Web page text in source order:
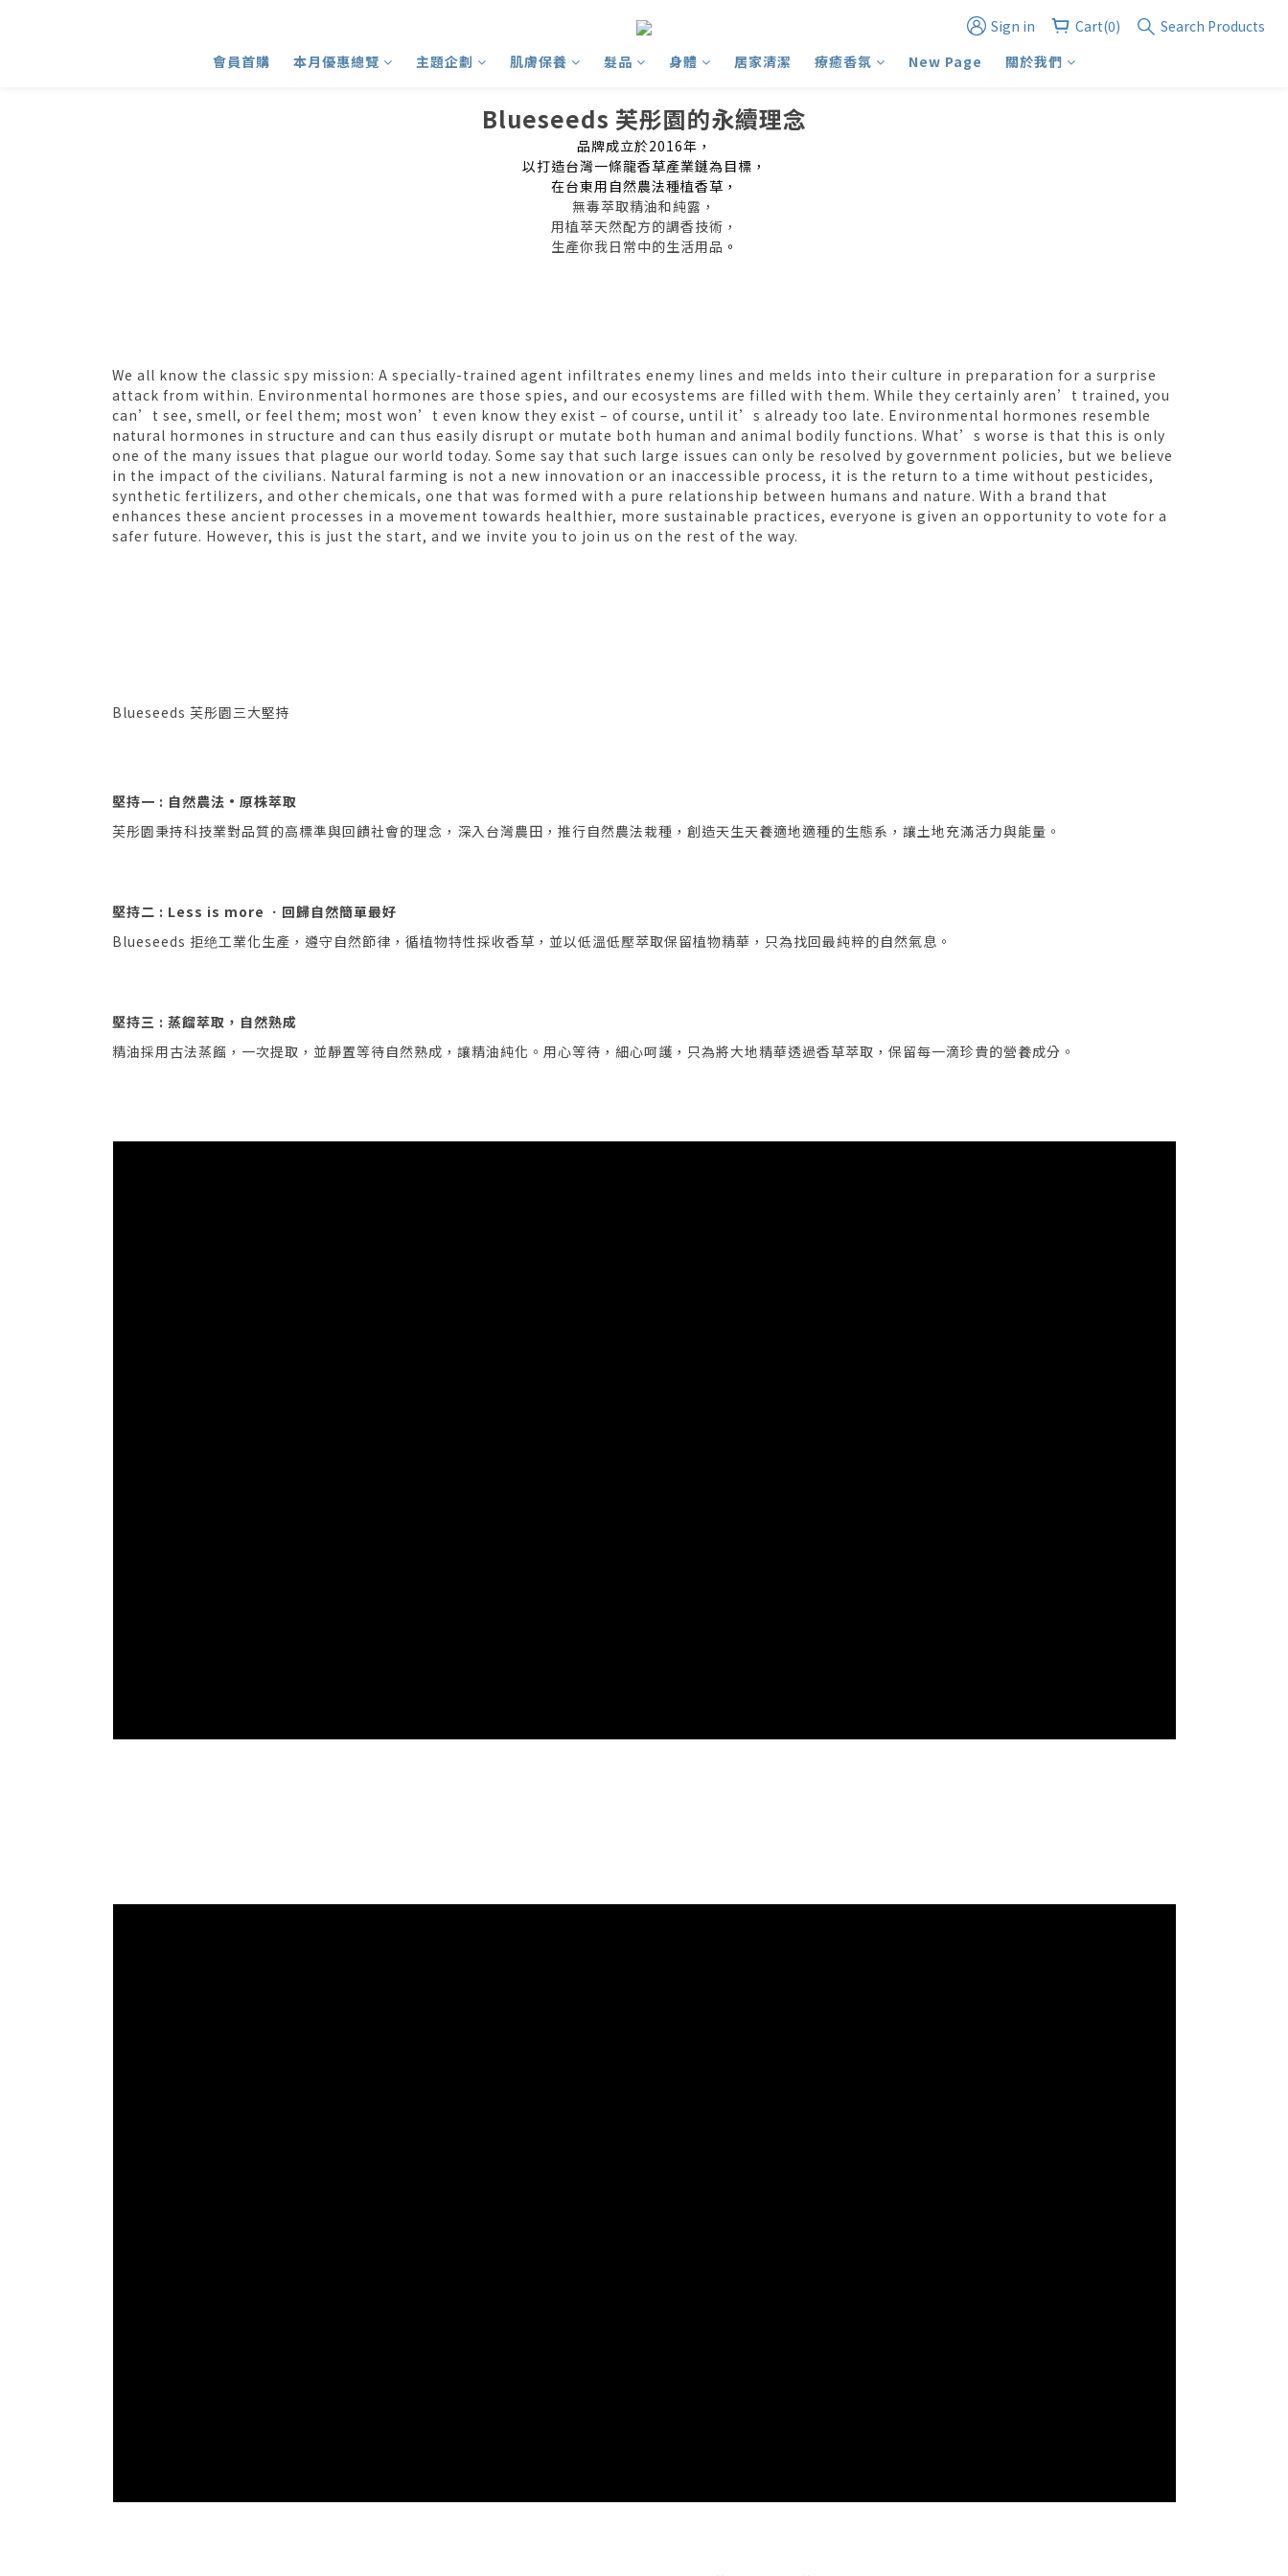
Sign in Cart(0)
Search Products
會員首購
本月優惠總覽 主題企劃 肌膚保養 髮品 身體 居家清潔 療癒香氛 New Page 關於我們
Blueseeds 芙彤園的永續理念
品牌成立於2016年，
以打造台灣一條龍香草產業鏈為目標，
在台東用自然農法種植香草，
無毒萃取精油和純露，
用植萃天然配方的調香技術，
生產你我日常中的生活用品 。
We all know the classic spy mission: A specially-trained agent infiltrates enemy lines and melds into their culture in preparation for a surprise
attack from within. Environmental hormones are those spies, and our ecosystems are filled with them. While they certainly aren’t trained, you
can’t see, smell, or feel them; most won’t even know they exist – of course, until it’s already too late. Environmental hormones resemble
natural hormones in structure and can thus easily disrupt or mutate both human and animal bodily functions. What’s worse is that this is only
one of the many issues that plague our world today. Some say that such large issues can only be resolved by government policies, but we believe
in the impact of the civilians. Natural farming is not a new innovation or an inaccessible process, it is the return to a time without pesticides,
synthetic fertilizers, and other chemicals, one that was formed with a pure relationship between humans and nature. With a brand that
enhances these ancient processes in a movement towards healthier, more sustainable practices, everyone is given an opportunity to vote for a
safer future. However, this is just the start, and we invite you to join us on the rest of the way.
Blueseeds 芙彤園三大堅持
堅持一 : 自然農法·原株萃取
芙彤園秉持科技業對品質的高標準與回饋社會的理念，深入台灣農田，推行自然農法栽種，創造天生天養適地適種的生態系，讓土地充滿活力與能量。
堅持二 : Less is more ㆍ回歸自然簡單最好
Blueseeds 拒绝工業化生產，遵守自然節律，循植物特性採收香草，並以低溫低壓萃取保留植物精華，只為找回最純粹的自然氣息。
堅持三 : 蒸餾萃取，自然熟成
精油採用古法蒸餾，一次提取，並靜置等待自然熟成，讓精油純化。用心等待，細心呵護，只為將大地精華透過香草萃取，保留每一滴珍貴的營養成分。